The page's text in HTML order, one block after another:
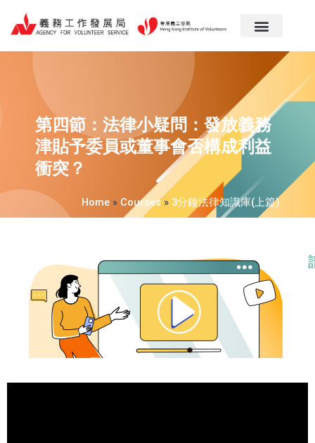
第四節：法律小疑問：發放義務
津貼予委員或董事會否構成利益
衝突？
Home » Courses» 3分鐘法律知識庫(上篇)